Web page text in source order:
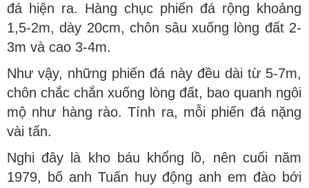
đá hiện ra. Hàng chục phiến đá rộng khoảng
1,5-2m, dày 20cm, chôn sâu xuống lòng đất 2-
3m và cao 3-4m.
Như vậy, những phiến đá này đều dài từ 5-7m,
chôn chắc chắn xuống lòng đất, bao quanh ngôi
mộ như hàng rào. Tính ra, mỗi phiến đá nặng
vài tấn.
Nghi đây là kho báu khổng lồ, nên cuối năm
1979, bố anh Tuấn huy động anh em đào bới